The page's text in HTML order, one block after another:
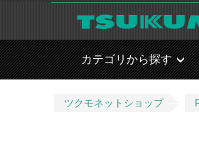
カテゴリから探す
ツクモネットショップ